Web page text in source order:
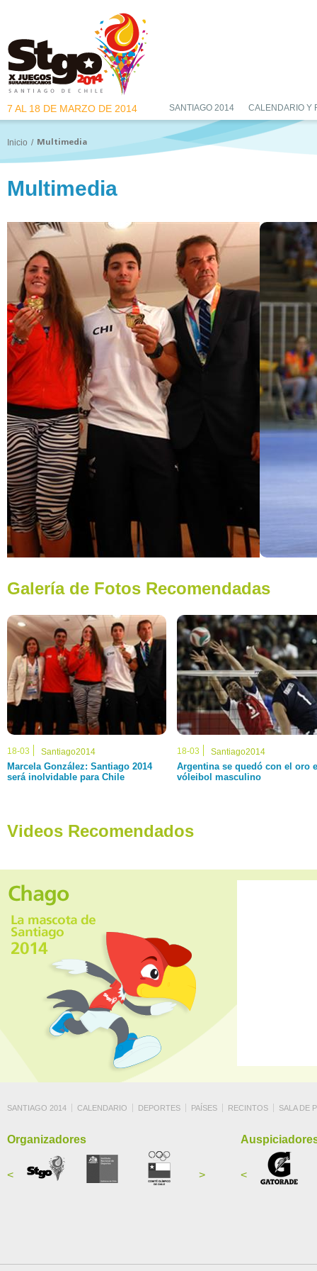
7 AL 18 DE MARZO DE 2014 SANTIAGO 2014 CALENDARIO Y
Inicio / Multimedia
Multimedia
Galería de Fotos Recomendadas
18-03 Santiago2014
Marcela González: Santiago 2014
será inolvidable para Chile
18-03 Santiago2014
Argentina se quedó con el oro
vóleibol masculino
Videos Recomendados
SANTIAGO 2014 CALENDARIO DEPORTES PAÍSES RECINTOS SALA DE
Organizadores
< > <